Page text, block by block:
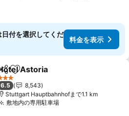
付を選択してくだ
料金を表示
ェアお気に入りに追加
Astoria
ホテルのランク
6.5
8,543
Stuttgart Hauptbahnhofまで1.1 km
敷地内の専用駐車場料金を表示